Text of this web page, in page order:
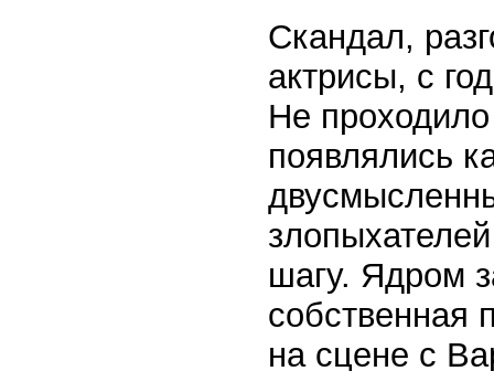
Скандал,
актрисы, с
Не
появлялись
шагу. Ядром
собственная
на сцене с